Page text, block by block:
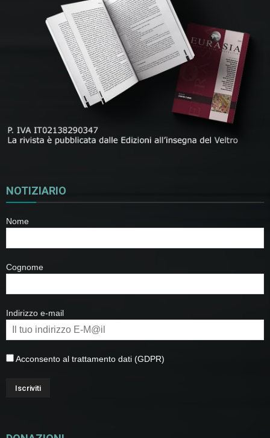
NOTIZIARIO
Nome
Cognome
Indirizzo e-mail
Acconsento al trattamento dati (GDPR)